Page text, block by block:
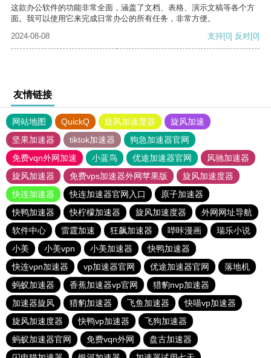
这款办公软件的功能非常全面，涵盖了文档、表格、演示文稿等各个方
面。我可以使用它来完成日常办公的所有任务，非常方便。
2024-08-08
支持[0] 反对[0]
友情链接
网站地图 QuickQ 旋风加速度器
旋风加速
坚果加速器
tiktok加速器
狗急加速器官网
免费vqn外网加速
小蓝鸟 优途加速器官网
风驰加速器
旋风加速器
免费vps加速器外网苹果版
旋风加速度器
快连加速器
快连加速器官网入口
原子加速器
快鸭加速器
快柠檬加速器 旋风加速度器
外网网址导航
软件中心
雷霆加速 狂飙加速器 哔咔漫画
瑞乐小说
小美
小美vpn 小美加速器
快鸭加速器
快连vρn加速器
vp加速器官网 优途加速器官网
落地机
蚂蚁加速器
香蕉加速器vp官网
猎豹nvp加速器
加速器旋风
猎豹加速器 飞鱼加速器
快喵vp加速器
旋风加速度器
快鸭vp加速器
飞狗加速器
蚂蚁加速器官网
免费vqn外网
盘古加速器